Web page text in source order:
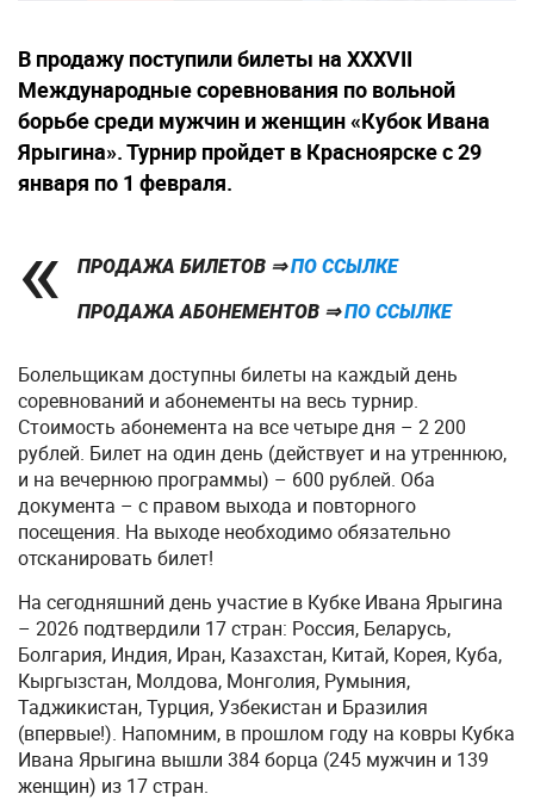
В продажу поступили билеты на ХХХVII
Международные соревнования по вольной
борьбе среди мужчин и женщин «Кубок Ивана
Ярыгина». Турнир пройдет в Красноярске с 29
января по 1 февраля.
ПРОДАЖА БИЛЕТОВ ⇒ПО ССЫЛКЕ
ПРОДАЖА АБОНЕМЕНТОВ ⇒ПО ССЫЛКЕ
Болельщикам доступны билеты на каждый день
соревнований и абонементы на весь турнир.
Стоимость абонемента на все четыре дня – 2 200
рублей. Билет на один день (действует и на утреннюю,
и на вечернюю программы) – 600 рублей. Оба
документа – с правом выхода и повторного
посещения. На выходе необходимо обязательно
отсканировать билет!
На сегодняшний день участие в Кубке Ивана Ярыгина
– 2026 подтвердили 17 стран: Россия, Беларусь,
Болгария, Индия, Иран, Казахстан, Китай, Корея, Куба,
Кыргызстан, Молдова, Монголия, Румыния,
Таджикистан, Турция, Узбекистан и Бразилия
(впервые!). Напомним, в прошлом году на ковры Кубка
Ивана Ярыгина вышли 384 борца (245 мужчин и 139
женщин) из 17 стран.